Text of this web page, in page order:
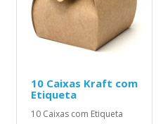
10 Caixas Kraft com
Etiqueta
10 Caixas com Etiqueta